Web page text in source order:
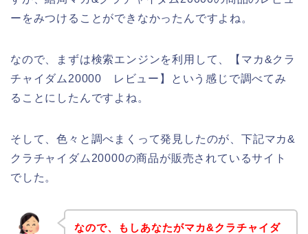
ーをみつけることができなかったんですよね。
なので、まずは検索エンジンを利用して、【マカ&クラ
チャイダム20000 レビュー】という感じで調べてみ
ることにしたんですよね。
そして、色々と調べまくって発見したのが、下記マカ&
クラチャイダム20000の商品が販売されているサイト
でした。
なので、もしあなたがマカ&クラチャイダ